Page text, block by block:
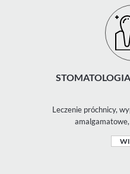
Leczenie próchnicy,